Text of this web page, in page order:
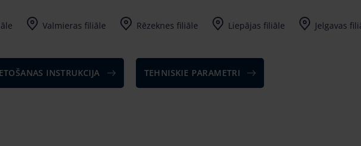
Valmieras filiāle Rēzeknes filiāle Liepājas filiāle Jelgavas
INSTRUKCIJA TEHNISKIE PARAMETRI